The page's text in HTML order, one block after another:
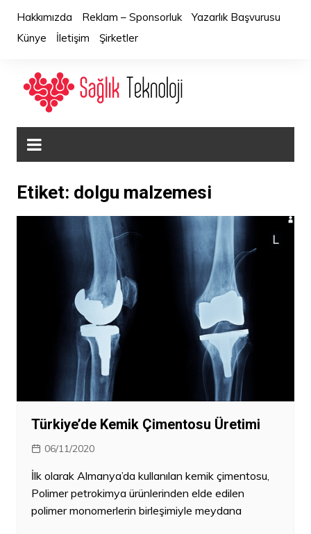
content
Hakkımızda Reklam – Sponsorluk
Yazarlık Başvurusu
Künye
İletişim Şirketler
Etiket: dolgu malzemesi
Türkiye’de Kemik Çimentosu Üretimi
06/11/2020
İlk olarak Almanya’da kullanılan kemik çimentosu,
Polimer petrokimya ürünlerinden elde edilen
polimer monomerlerin birleşimiyle meydana